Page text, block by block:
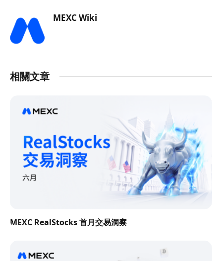
MEXC Wiki
相關文章
MEXC RealStocks 首月交易洞察